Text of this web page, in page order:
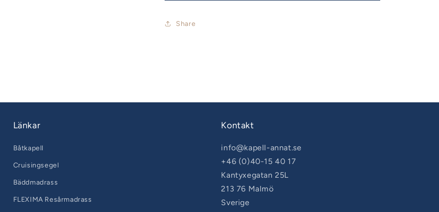
Share
Länkar
Båtkapell
Cruisingsegel
Bäddmadrass
FLEXIMA Resårmadrass
Kontakt
info@kapell-annat.se
+46 (0)40-15 40 17
Kantyxegatan 25L
213 76 Malmö
Sverige